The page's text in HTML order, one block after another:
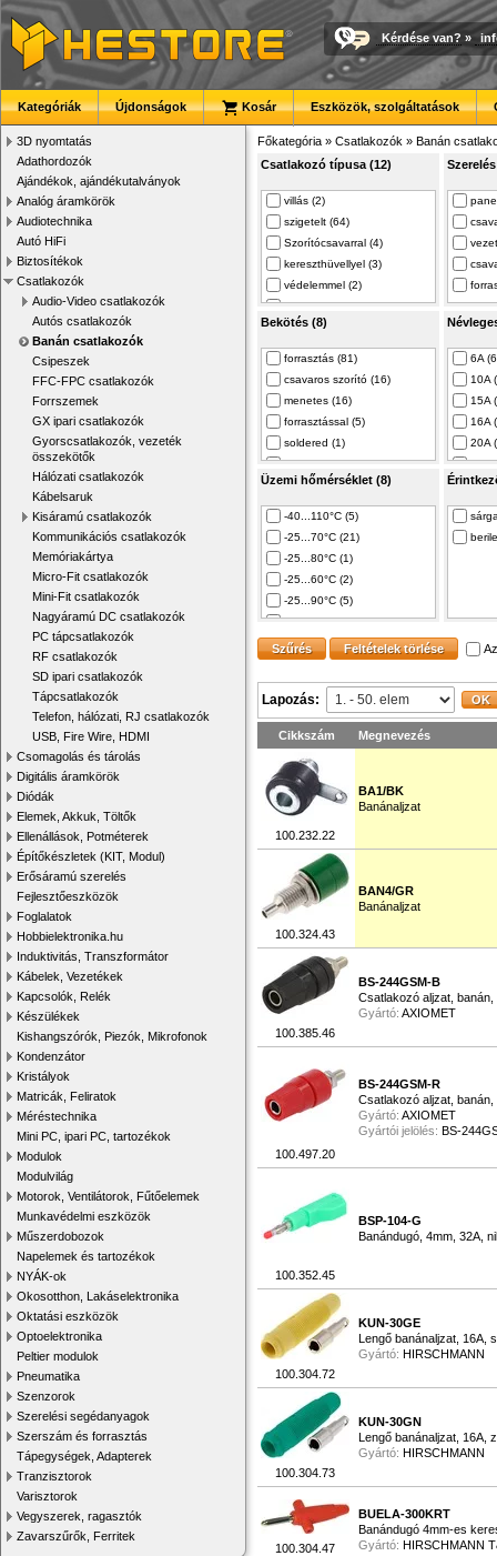
Kérdése van? »
Kategóriák Újdonságok Kosár Eszközök, szolgáltatások
3D nyomtatás
Adathordozók
Ajándékok, ajándékutalványok
Analóg áramkörök
Audiotechnika
Autó HiFi
Biztosítékok
Csatlakozók
Audio-Video csatlakozók
Autós csatlakozók
Banán csatlakozók
Csipeszek
FFC-FPC csatlakozók
Forrszemek
GX ipari csatlakozók
Gyorscsatlakozók, vezeték
összekötők
Hálózati csatlakozók
Kábelsaruk
Kisáramú csatlakozók
Kommunikációs csatlakozók
Memóriakártya
Micro-Fit csatlakozók
Mini-Fit csatlakozók
Nagyáramú DC csatlakozók
PC tápcsatlakozók
RF csatlakozók
SD ipari csatlakozók
Tápcsatlakozók
Telefon, hálózati, RJ csatlakozók
USB, Fire Wire, HDMI
Csomagolás és tárolás
Digitális áramkörök
Diódák
Elemek, Akkuk, Töltők
Ellenállások, Potméterek
Építőkészletek (KIT, Modul)
Erősáramú szerelés
Fejlesztőeszközök
Foglalatok
Hobbielektronika.hu
Induktivitás, Transzformátor
Kábelek, Vezetékek
Kapcsolók, Relék
Készülékek
Kishangszórók, Piezók, Mikrofonok
Kondenzátor
Kristályok
Matricák, Feliratok
Méréstechnika
Mini PC, ipari PC, tartozékok
Modulok
Modulvilág
Motorok, Ventilátorok, Fűtőelemek
Munkavédelmi eszközök
Műszerdobozok
Napelemek és tartozékok
NYÁK-ok
Okosotthon, Lakáselektronika
Oktatási eszközök
Optoelektronika
Peltier modulok
Pneumatika
Szenzorok
Szerelési segédanyagok
Szerszám és forrasztás
Tápegységek, Adapterek
Tranzisztorok
Varisztorok
Vegyszerek, ragasztók
Zavarszűrők, Ferritek
Főkategória » Csatlakozók » Banán
Csatlakozó típusa (12)
villás (2)
szigetelt (64)
Szorítócsavarral (4)
kereszthüvellyel (3)
védelemmel (2)
szigeteletlen (10)
dupla (1)
banán 2mm (18)
Bekötés (8)
forrasztás (81)
csavaros szorító (16)
menetes (16)
forrasztással (5)
soldered (1)
csavarral (2)
aljzat 4mm (2)
6.3mm sarukhoz (6)
6A
10A
15A
16A
20A
24A
30A
32A
Üzemi hőmérséklet (8)
-40...110°C (5)
-25...70°C (21)
-25...80°C (1)
-25...60°C (2)
-25...90°C (5)
-20...80°C (10)
-15...70°C (6)
-10...80°C (7)
Lapozás:
Cikkszám Megnevezés
100.232.22
BA1/BK
Banánaljzat
100.324.43
BAN4/GR
Banánaljzat
100.385.46
BS-244GSM-B
Csatlakozó aljzat,
Gyártó: AXIOMET
100.497.20
BS-244GSM-R
Csatlakozó aljzat,
Gyártó: AXIOMET
Gyártói jelölés: BS-
100.352.45
BSP-104-G
Banándugó, 4mm, 32A,
100.304.72
KUN-30GE
Lengő banánaljzat, 16A,
Gyártó: HIRSCHMANN
100.304.73
KUN-30GN
Lengő banánaljzat, 16A,
Gyártó: HIRSCHMANN
100.304.47
BUELA-300KRT
Banándugó 4mm-es
Gyártó: HIRSCHMANN